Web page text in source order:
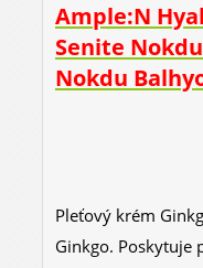
Ample:N
Senite
Nokdu
Pleťový krém
Ginkgo. Poskytuje